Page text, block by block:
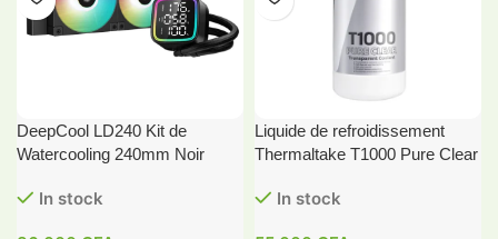
DeepCool LD240 Kit de
Watercooling 240mm Noir
In stock
Liquide de refroidissement
Thermaltake T1000 Pure Clear
In stock